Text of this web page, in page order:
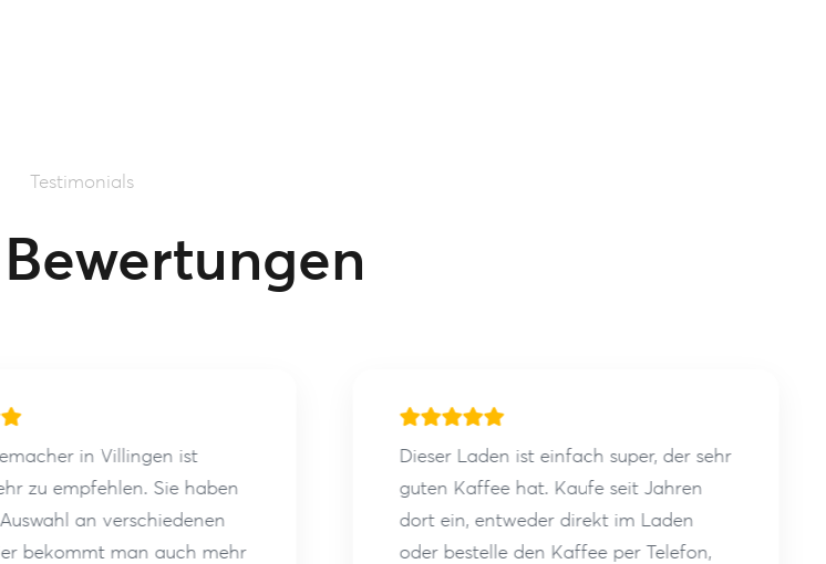
Testimonials
in Villingen ist
zu empfehlen. Sie haben
an verschiedenen
bekommt man auch mehr
Dieser Laden ist einfach super, der sehr
guten Kaffee hat. Kaufe seit Jahren
dort ein, entweder direkt im Laden
oder bestelle den Kaffee per Telefon,